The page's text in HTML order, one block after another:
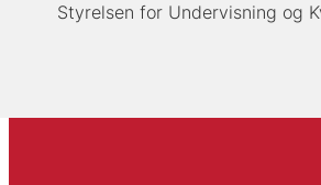
Styrelsen for Undervisning og